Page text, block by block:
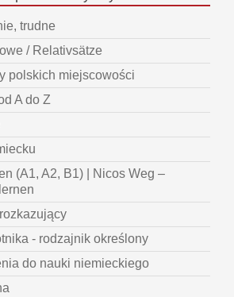
trudne
/ Relativsätze
polskich miejscowości
A do Z
(A1, A2, B1) | Nicos Weg –
- rodzajnik określony
do nauki niemieckiego